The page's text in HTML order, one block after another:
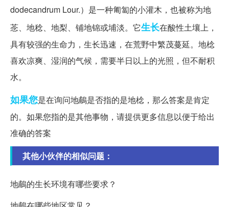
dodecandrum Lour.）是一种匍匐的小灌木，也被称为地
菍、地稔、地梨、铺地锦或埔淡。它生长在酸性土壤上，
具有较强的生命力，生长迅速，在荒野中繁茂蔓延。地棯
喜欢凉爽、湿润的气候，需要半日以上的光照，但不耐积
水。
如果您是在询问地鵏是否指的是地棯，那么答案是肯定
的。如果您指的是其他事物，请提供更多信息以便于给出
准确的答案
其他小伙伴的相似问题：
地鵏的生长环境有哪些要求？